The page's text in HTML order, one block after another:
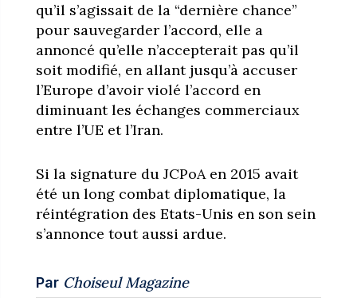
qu’il s’agissait de la “dernière chance”
pour sauvegarder l’accord, elle a
annoncé qu’elle n’accepterait pas qu’il
soit modifié, en allant jusqu’à accuser
l’Europe d’avoir violé l’accord en
diminuant les échanges commerciaux
entre l’UE et l’Iran.
Si la signature du JCPoA en 2015 avait
été un long combat diplomatique, la
réintégration des Etats-Unis en son sein
s’annonce tout aussi ardue.
Par Choiseul Magazine